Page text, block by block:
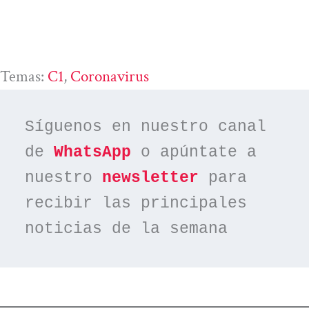
Temas: C1, Coronavirus
Síguenos en nuestro canal
de WhatsApp o apúntate a
nuestro newsletter para
recibir las principales
noticias de la semana